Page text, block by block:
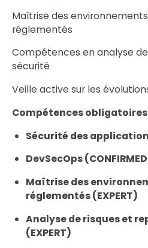
Maîtrise des
réglementés
Compétences en analyse
sécurité
Veille active sur les
Compétences obligatoires
Sécurité des
DevSecOps
Maîtrise des
réglementés (EXPERT)
Analyse de risques et
(EXPERT)